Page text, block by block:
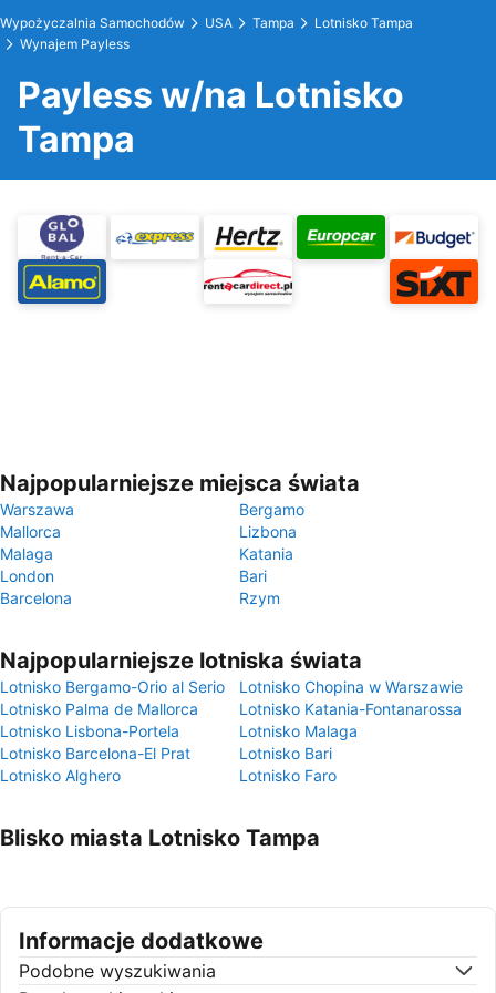
Wypożyczalnia Samochodów USA Tampa
Lotnisko Tampa
Wynajem Payless
Payless w/na Lotnisko
Tampa
Najpopularniejsze miejsca świata
Warszawa
Bergamo
Mallorca
Lizbona
Malaga
Katania
London
Bari
Barcelona
Rzym
Najpopularniejsze lotniska świata
Lotnisko Bergamo-Orio al Serio
Lotnisko Chopina w Warszawie
Lotnisko Palma de Mallorca
Lotnisko Katania-Fontanarossa
Lotnisko Lisbona-Portela
Lotnisko Malaga
Lotnisko Barcelona-El Prat
Lotnisko Bari
Lotnisko Alghero
Lotnisko Faro
Blisko miasta Lotnisko Tampa
Informacje dodatkowe
Podobne wyszukiwania